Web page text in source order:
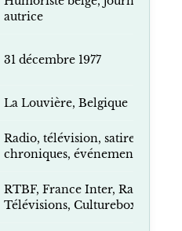
autrice
31 décembre 1977
La Louvière, Belgique
Radio, télévision, satire
chroniques, événements
RTBF, France Inter, Radio
Télévisions, Culturebox, Auvio